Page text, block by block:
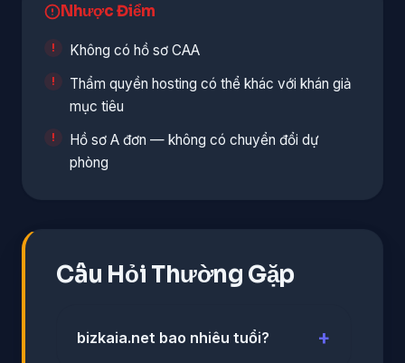
Nhược Điểm
Không có hồ sơ CAA
Thẩm quyền hosting có thể khác với khán giả
mục tiêu
Hồ sơ A đơn — không có chuyển đổi dự
phòng
Câu Hỏi Thường Gặp
bizkaia.net bao nhiêu tuổi?